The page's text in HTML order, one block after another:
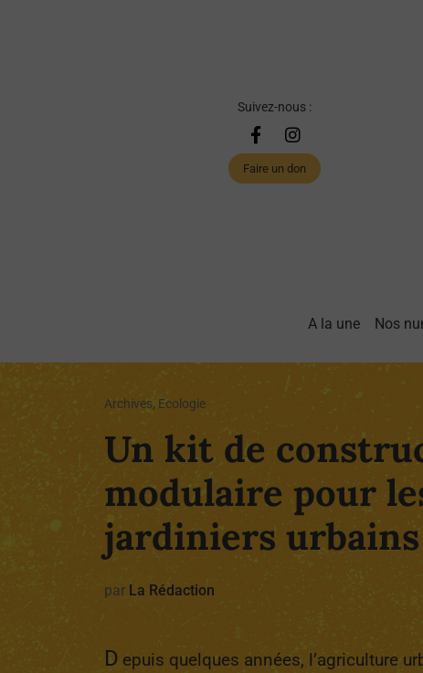
Suivez-nous :
Faire un don
A la une Nos
Archives, Ecologie
Un kit de
modulaire pour
jardiniers
par La Rédaction
D epuis quelques années, l’agriculture